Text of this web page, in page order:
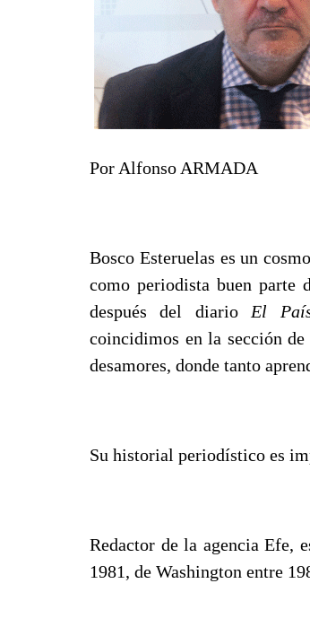
Por Alfonso ARMADA
Bosco Esteruelas es un
como periodista buen parte
después del diario El Paí
coincidimos en la sección
desamores, donde tanto
Su historial periodístico es
Redactor de la agencia Efe,
1981, de Washington entre